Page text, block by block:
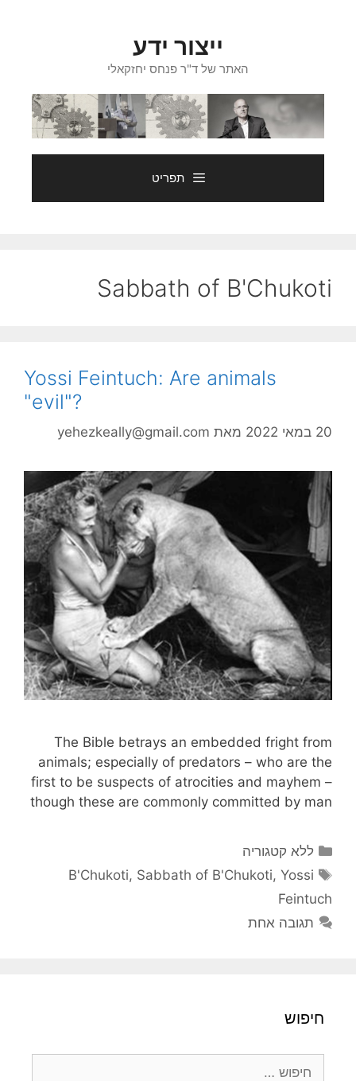
ייצור ידע
האתר של ד"ר פנחס יחזקאלי
תפריט
Sabbath of B'Chukoti
Yossi Feintuch: Are animals
"evil"?
20 במאי 2022 מאת yehezkeally@gmail.com
The Bible betrays an embedded fright from
animals; especially of predators – who are the
first to be suspects of atrocities and mayhem –
though these are commonly committed by man
קטגוריות
ללא קטגוריה
תגיות
B'Chukoti, Sabbath of B'Chukoti, Yossi
Feintuch
תגובה אחת
חיפוש